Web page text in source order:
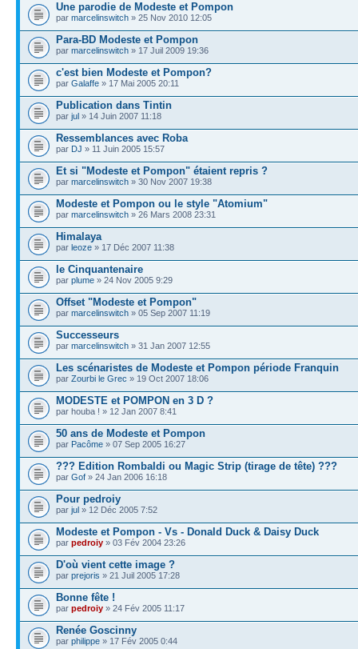
Une parodie de Modeste et Pompon
par marcelinswitch » 25 Nov 2010 12:05
Para-BD Modeste et Pompon
par marcelinswitch » 17 Juil 2009 19:36
c'est bien Modeste et Pompon?
par Galaffe » 17 Mai 2005 20:11
Publication dans Tintin
par jul » 14 Juin 2007 11:18
Ressemblances avec Roba
par DJ » 11 Juin 2005 15:57
Et si "Modeste et Pompon" étaient repris ?
par marcelinswitch » 30 Nov 2007 19:38
Modeste et Pompon ou le style "Atomium"
par marcelinswitch » 26 Mars 2008 23:31
Himalaya
par leoze » 17 Déc 2007 11:38
le Cinquantenaire
par plume » 24 Nov 2005 9:29
Offset "Modeste et Pompon"
par marcelinswitch » 05 Sep 2007 11:19
Successeurs
par marcelinswitch » 31 Jan 2007 12:55
Les scénaristes de Modeste et Pompon période Franquin
par Zourbi le Grec » 19 Oct 2007 18:06
MODESTE et POMPON en 3 D ?
par houba ! » 12 Jan 2007 8:41
50 ans de Modeste et Pompon
par Pacôme » 07 Sep 2005 16:27
??? Edition Rombaldi ou Magic Strip (tirage de tête) ???
par Gof » 24 Jan 2006 16:18
Pour pedroiy
par jul » 12 Déc 2005 7:52
Modeste et Pompon - Vs - Donald Duck & Daisy Duck
par pedroiy » 03 Fév 2004 23:26
D'où vient cette image ?
par prejoris » 21 Juil 2005 17:28
Bonne fête !
par pedroiy » 24 Fév 2005 11:17
Renée Goscinny
par philippe » 17 Fév 2005 0:44